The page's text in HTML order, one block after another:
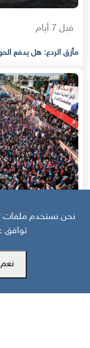
قبل 7 أيام
مأزق الردع: هل يدفع
حرب أهلية محتملة إذا
نحن نستخدم ملفات
توافق